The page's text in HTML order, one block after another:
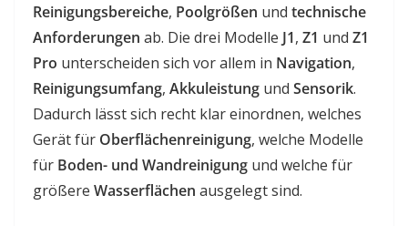
Reinigungsbereiche, Poolgrößen und technische
Anforderungen ab. Die drei Modelle J1, Z1 und Z1
Pro unterscheiden sich vor allem in Navigation,
Reinigungsumfang, Akkuleistung und Sensorik.
Dadurch lässt sich recht klar einordnen, welches
Gerät für Oberflächenreinigung, welche Modelle
für Boden- und Wandreinigung und welche für
größere Wasserflächen ausgelegt sind.